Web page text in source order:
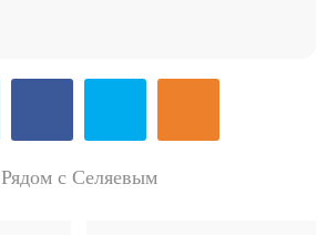
Рядом с Селяевым